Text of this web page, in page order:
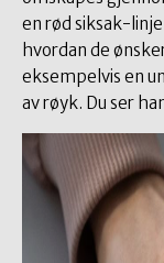
en rød siksak-
hvordan de
eksempelvis en
av røyk. Du ser